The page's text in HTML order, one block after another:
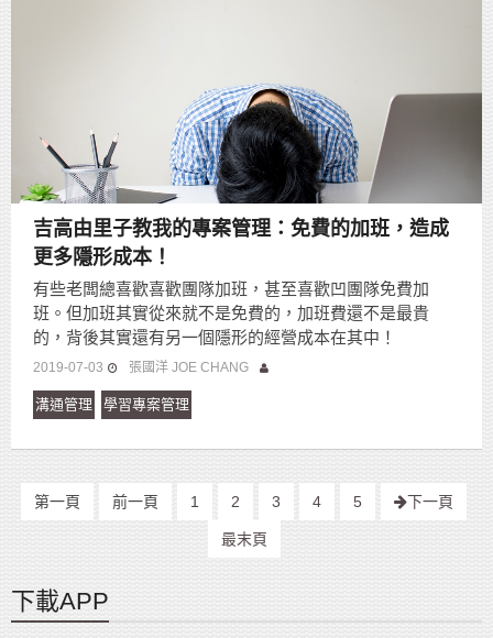
吉高由里子教我的專案管理：免費的加班，造成
更多隱形成本！
有些老闆總喜歡喜歡團隊加班，甚至喜歡凹團隊免費加
班。但加班其實從來就不是免費的，加班費還不是最貴
的，背後其實還有另一個隱形的經營成本在其中！
2019-07-03 張國洋 JOE CHANG
溝通管理 學習專案管理
第一頁 前一頁 1 2 3 4 5 下一頁
最末頁
下載APP